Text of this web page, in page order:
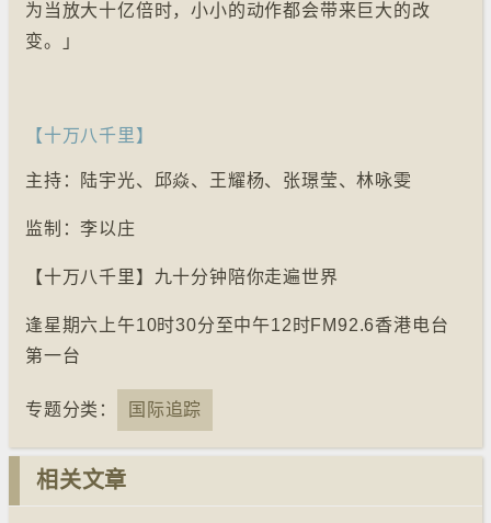
为当放大十亿倍时，小小的动作都会带来巨大的改
变。」
【十万八千里】
主持：陆宇光、邱焱、王耀杨、张璟莹、林咏雯
监制：李以庄
【十万八千里】九十分钟陪你走遍世界
逢星期六上午10时30分至中午12时FM92.6香港电台
第一台
专题分类： 国际追踪
相关文章